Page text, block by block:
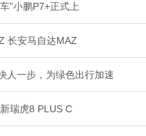
”小鹏P7+正式上
长安马自达MAZ
人一步，为绿色出行加速
瑞虎8 PLUS C